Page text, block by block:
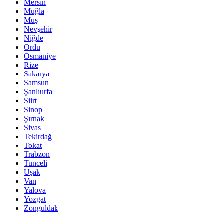
Mersin
Muğla
Muş
Nevşehir
Niğde
Ordu
Osmaniye
Rize
Sakarya
Samsun
Şanlıurfa
Siirt
Sinop
Şırnak
Sivas
Tekirdağ
Tokat
Trabzon
Tunceli
Uşak
Van
Yalova
Yozgat
Zonguldak